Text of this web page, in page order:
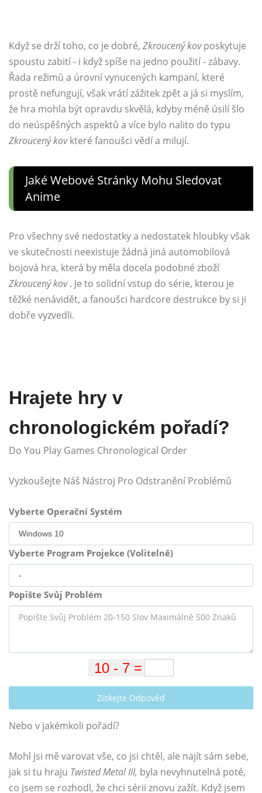
Když se drží toho, co je dobré, Zkroucený kovposkytuje
spoustu zabití - i když spíše na jedno použití - zábavy.
Řada režimů a úrovní vynucených kampaní, které
prostě nefungují, však vrátí zážitek zpět a já si myslím,
že hra mohla být opravdu skvělá, kdyby méně úsilí šlo
do neúspěšných aspektů a více bylo nalito do typu
Zkroucený kovkteré fanoušci vědí a milují.
Jaké Webové Stránky Mohu Sledovat
Anime
Pro všechny své nedostatky a nedostatek hloubky však
ve skutečnosti neexistuje žádná jiná automobilová
bojová hra, která by měla docela podobné zboží
Zkroucený kov. Je to solidní vstup do série, kterou je
těžké nenávidět, a fanoušci hardcore destrukce by si ji
dobře vyzvedli.
Hrajete hry v
chronologickém pořadí?
Do You Play Games Chronological Order
Vyzkoušejte Náš Nástroj Pro Odstranění Problémů
Vyberte Operační Systém
Vyberte Program Projekce (Volitelně)
Popište Svůj Problém
Získejte Odpověď
Nebo v jakémkoli pořadí?
Mohl jsi mě varovat vše, co jsi chtěl, ale najít sám sebe,
jak si tu hraju Twisted Metal III, byla nevyhnutelná poté,
co jsem se rozhodl, že chci sérii znovu zažít. Když jsem